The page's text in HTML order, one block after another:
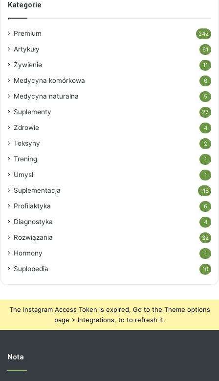
Kategorie
Premium 242
Artykuły 61
Żywienie 11
Medycyna komórkowa 6
Medycyna naturalna 5
Suplementy 27
Zdrowie 4
Toksyny 2
Trening 1
Umysł 1
Suplementacja 116
Profilaktyka 6
Diagnostyka 4
Rozwiązania 32
Hormony 1
Suplopedia 10
The Instagram Access Token is expired, Go to the Theme options
page > Integrations, to to refresh it.
Nota